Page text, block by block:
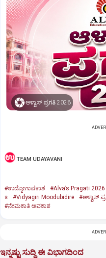
ಆಳ್ವಾಸ್ ಪ್ರಗತಿ 2026
TEAM UDAYAVANI
#ಉದ್ಯೋಗಾವಕಾಶ #Alva’s Pragati 2026
s
#Vidyagiri Moodubidire #ಆಳ್ವಾಸ್‌
#ನೇಮಕಾತಿ ಅವಕಾಶ
ಇನ್ನಷ್ಟು ಸುದ್ದಿ ಈ ವಿಭಾಗದಿಂದ